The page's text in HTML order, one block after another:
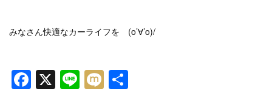
みなさん快適なカーライフを (o’∀’o)/
Facebook
X LineMixi